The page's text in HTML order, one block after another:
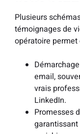
Plusieurs
témoignages de
opératoire permet
email,
vrais
LinkedIn.
Promesses
garantissant